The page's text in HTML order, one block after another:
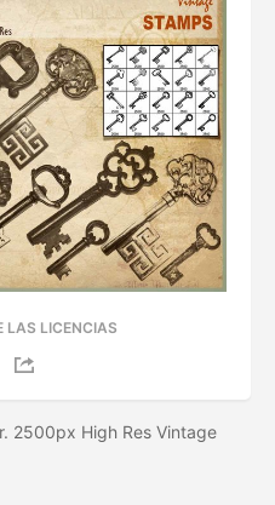
LAS LICENCIAS
2500px High Res Vintage